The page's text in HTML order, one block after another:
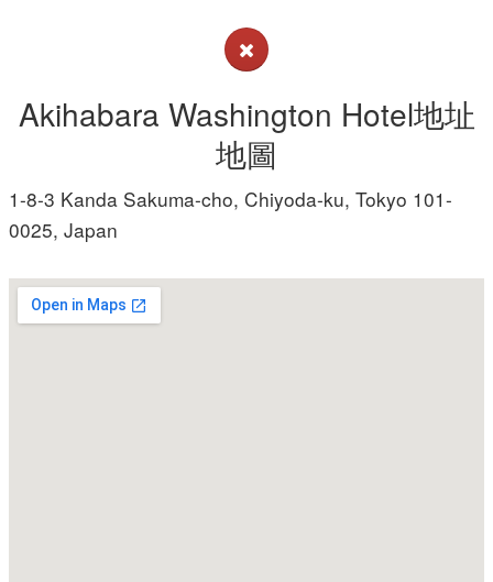
Akihabara Washington Hotel地址
地圖
1-8-3 Kanda Sakuma-cho, Chiyoda-ku, Tokyo 101-
0025, Japan